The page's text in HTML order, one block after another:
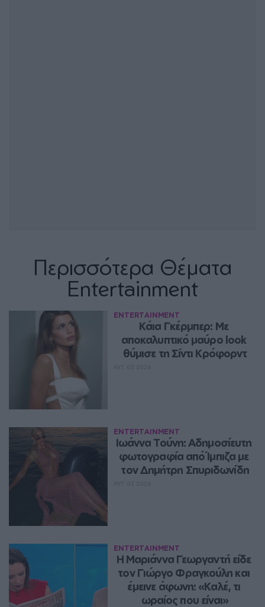
Περισσότερα Θέματα
Entertainment
ENTERTAINMENT
Κάια Γκέρμπερ: Με
αποκαλυπτικό μαύρο look
θύμισε τη Σίντι Κρόφορντ
ENTERTAINMENT
Ιωάννα Τούνη: Αδημοσίευτη
φωτογραφία από Ίμπιζα με
τον Δημήτρη Σπυριδωνίδη
ENTERTAINMENT
Η Μαριάννα Γεωργαντή είδε
τον Γιώργο Φραγκούλη και
έμεινε άφωνη: «Καλέ, τι
ωραίος που είναι»